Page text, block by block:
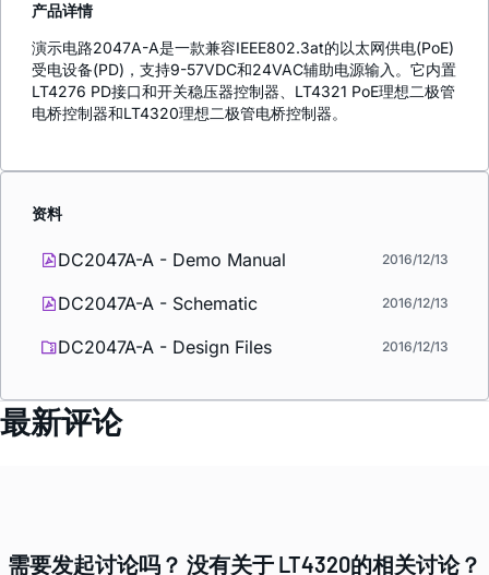
产品详情
演示电路2047A-A是一款兼容IEEE802.3at的以太网供电(PoE)
受电设备(PD)，支持9-57VDC和24VAC辅助电源输入。它内置
LT4276 PD接口和开关稳压器控制器、LT4321 PoE理想二极管
电桥控制器和LT4320理想二极管电桥控制器。
资料
DC2047A-A - Demo Manual 2016/12/13
DC2047A-A - Schematic 2016/12/13
DC2047A-A - Design Files 2016/12/13
最新评论
需要发起讨论吗？ 没有关于 LT4320的相关讨论？